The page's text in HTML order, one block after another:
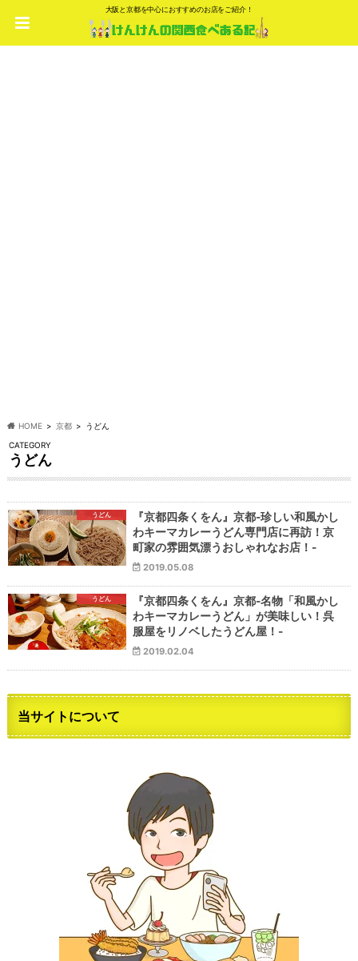
大阪と京都を中心におすすめのお店をご紹介！
HOME 京都
うどん
CATEGORY
うどん
うどん
『京都四条くをん』京都-珍しい和風かし
わキーマカレーうどん専門店に再訪！京
町家の雰囲気漂うおしゃれなお店！-
2019.05.08
うどん
『京都四条くをん』京都-名物「和風かし
わキーマカレーうどん」が美味しい！呉
服屋をリノベしたうどん屋！-
2019.02.04
当サイトについて